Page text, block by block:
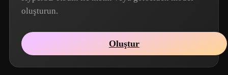
oluşturun.
Oluştur